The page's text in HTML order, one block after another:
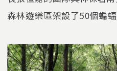
森林遊樂區架設了50個蝙